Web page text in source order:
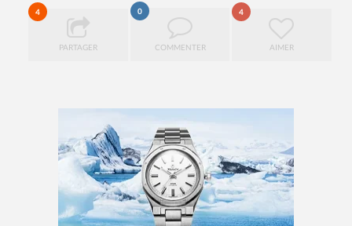
4
PARTAGER
0
COMMENTER
4
AIMER